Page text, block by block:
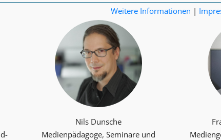
Nils Dunsche
Medienpädagoge, Seminare und
Weitere Informationen |